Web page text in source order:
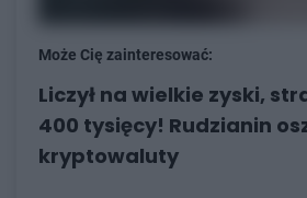
Może Cię zainteresować:
Liczył na wielkie zyski,
400 tysięcy! Rudzianin
kryptowaluty